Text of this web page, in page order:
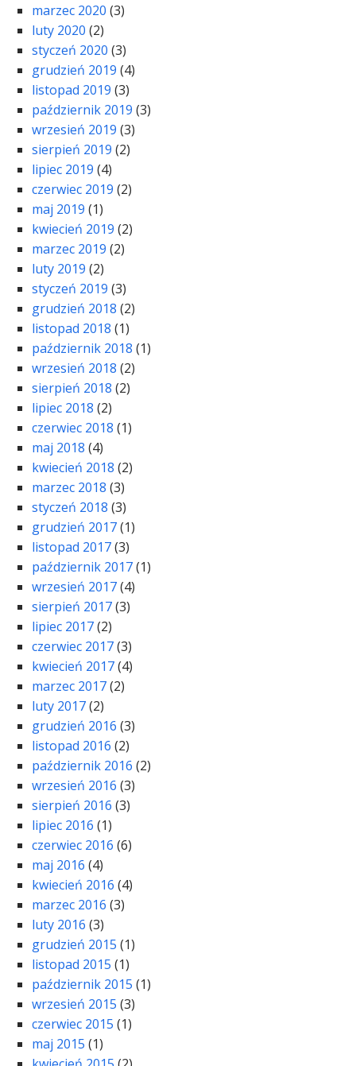
marzec 2020 (3)
luty 2020 (2)
styczeń 2020 (3)
grudzień 2019 (4)
listopad 2019 (3)
październik 2019 (3)
wrzesień 2019 (3)
sierpień 2019 (2)
lipiec 2019 (4)
czerwiec 2019 (2)
maj 2019 (1)
kwiecień 2019 (2)
marzec 2019 (2)
luty 2019 (2)
styczeń 2019 (3)
grudzień 2018 (2)
listopad 2018 (1)
październik 2018 (1)
wrzesień 2018 (2)
sierpień 2018 (2)
lipiec 2018 (2)
czerwiec 2018 (1)
maj 2018 (4)
kwiecień 2018 (2)
marzec 2018 (3)
styczeń 2018 (3)
grudzień 2017(1)
listopad 2017(3)
październik 2017(1)
wrzesień 2017(4)
sierpień 2017(3)
lipiec 2017(2)
czerwiec 2017(3)
kwiecień 2017(4)
marzec 2017(2)
luty 2017(2)
grudzień 2016 (3)
listopad 2016 (2)
październik 2016 (2)
wrzesień 2016 (3)
sierpień 2016 (3)
lipiec 2016 (1)
czerwiec 2016 (6)
maj 2016 (4)
kwiecień 2016 (4)
marzec 2016 (3)
luty 2016 (3)
grudzień 2015 (1)
listopad 2015 (1)
październik 2015 (1)
wrzesień 2015 (3)
czerwiec 2015 (1)
maj 2015 (1)